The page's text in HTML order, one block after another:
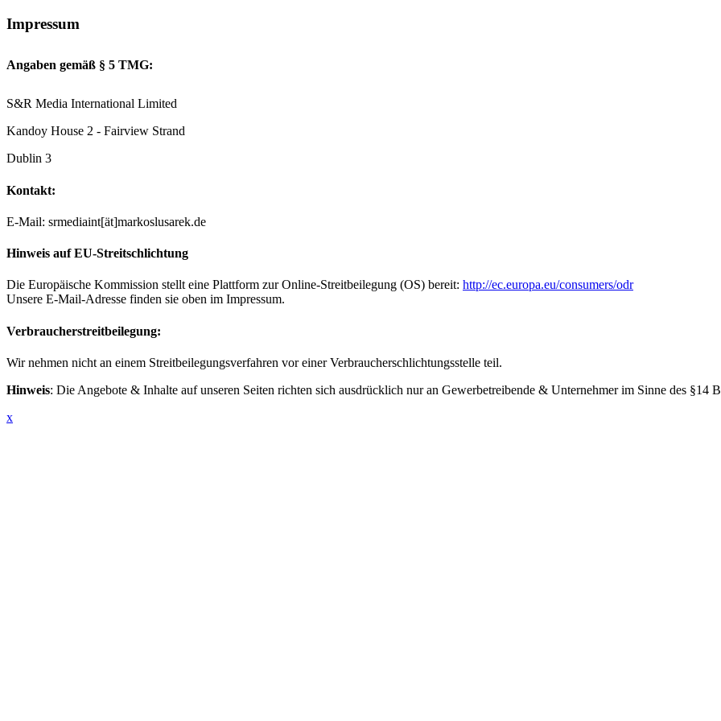
Impressum
Angaben gemäß § 5 TMG:
S&R Media International Limited
Kandoy House 2 - Fairview Strand
Dublin 3
Kontakt:
E-Mail: srmediaint[ät]markoslusarek.de
Hinweis auf EU-Streitschlichtung
Die Europäische Kommission stellt eine Plattform zur Online-Streitbeilegung (OS) bereit: http://ec.europa.eu/consumers/odr
Unsere E-Mail-Adresse finden sie oben im Impressum.
Verbraucherstreitbeilegung:
Wir nehmen nicht an einem Streitbeilegungsverfahren vor einer Verbraucherschlichtungsstelle teil.
Hinweis: Die Angebote & Inhalte auf unseren Seiten richten sich ausdrücklich nur an Gewerbetreibende & Unternehmer im Sinne des §14
x